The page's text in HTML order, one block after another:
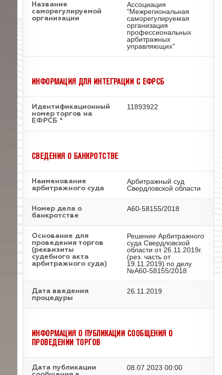
Название
саморегулируемой
организации
Ассоциация
"Межрегиональная
саморегулируемая
организация
профессиональных
арбитражных
управляющих"
ИНФОРМАЦИЯ ДЛЯ ИНТЕГРАЦИИ С ЕФРСБ
Идентификационный
номер торгов на
ЕФРСБ *
11893922
СВЕДЕНИЯ О БАНКРОТСТВЕ
Наименование
арбитражного суда
Арбитражный суд
Свердловской области
Номер дела о
банкротстве
А60-58155/2018
Основание для
проведения торгов
(реквизиты
судебного акта
арбитражного суда)
Решение Арбитражного
суда Свердловской
области от 26.11.2019г.
(рез. часть от
19.11.2019) по делу
№А60-58155/2018
Дата введения
процедуры
26.11.2019
ИНФОРМАЦИЯ О ПУБЛИКАЦИИ СООБЩЕНИЯ О
ПРОВЕДЕНИИ ТОРГОВ
Дата публикации
08.07.2023 00:00